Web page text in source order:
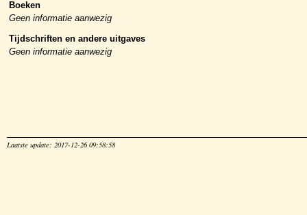
Boeken
Geen informatie aanwezig
Tijdschriften en andere uitgaves
Geen informatie aanwezig
Laatste update: 2017-12-26 09:58:58